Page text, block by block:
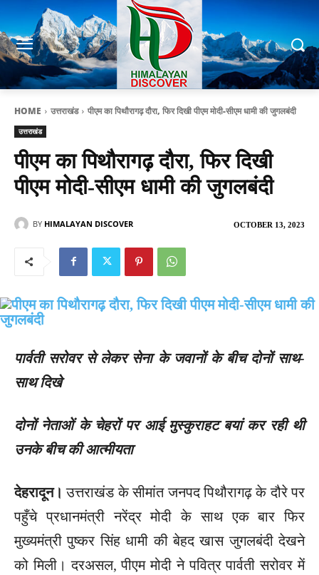
HOME उत्तराखंड पीएम का पिथौरागढ़ दौरा, फिर दिखी पीएम मोदी-सीएम धामी की जुगलबंदी
उत्तराखंड
पीएम का पिथौरागढ़ दौरा, फिर दिखी
पीएम मोदी-सीएम धामी की जुगलबंदी
OCTOBER 13, 2023
BY HIMALAYAN DISCOVER
पार्वती सरोवर से लेकर सेना के जवानों के बीच दोनों साथ-
साथ दिखे
दोनों नेताओं के चेहरों पर आई मुस्कुराहट बयां कर रही थी
उनके बीच की आत्मीयता
देहरादून। उत्तराखंड के सीमांत जनपद पिथौरागढ़ के दौरे पर
पहुँचे प्रधानमंत्री नरेंद्र मोदी के साथ एक बार फिर
मुख्यमंत्री पुष्कर सिंह धामी की बेहद खास जुगलबंदी देखने
को मिली। दरअसल, पीएम मोदी ने पवित्र पार्वती सरोवर में